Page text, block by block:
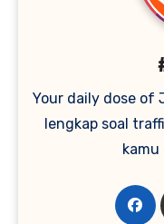
Your daily dose of
lengkap soal
kamu